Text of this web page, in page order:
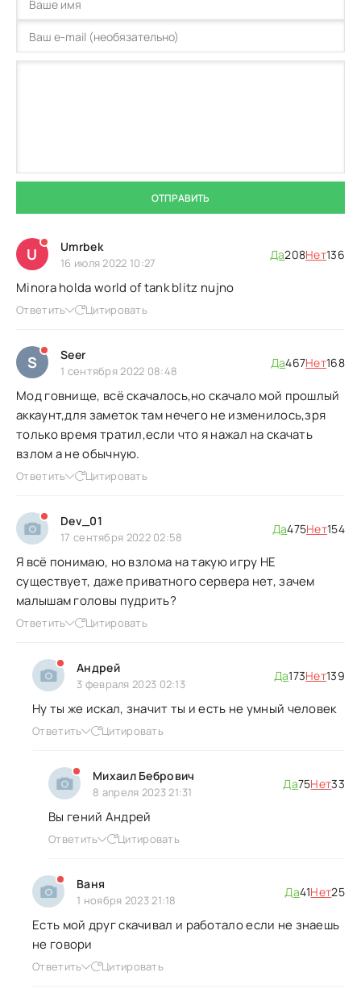
ОТПРАВИТЬ
U Umrbek
16 июля 2022 10:27
Да208Нет136
Minora holda world of tank blitz nujno
Ответить Цитировать
S Seer
1 сентября 2022 08:48
Да467Нет168
Мод говнище, всё скачалось,но скачало мой прошлый
аккаунт,для заметок там нечего не изменилось,зря
только время тратил,если что я нажал на скачать
взлом а не обычную.
Ответить Цитировать
Dev_01
17 сентября 2022 02:58
Да475Нет154
Я всё понимаю, но взлома на такую игру НЕ
существует, даже приватного сервера нет, зачем
малышам головы пудрить?
Ответить Цитировать
Андрей
3 февраля 2023 02:13
Да173Нет139
Ну ты же искал, значит ты и есть не умный человек
Ответить Цитировать
Михаил Бебрович
8 апреля 2023 21:31
Да75Нет33
Вы гений Андрей
Ответить Цитировать
Ваня
1 ноября 2023 21:18
Да41Нет25
Есть мой друг скачивал и работало если не знаешь
не говори
Ответить Цитировать